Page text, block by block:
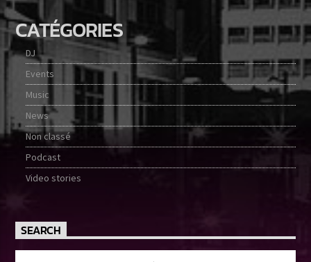
CATÉGORIES
DJ
Events
Music
News
Non classé
Podcast
Video stories
SEARCH